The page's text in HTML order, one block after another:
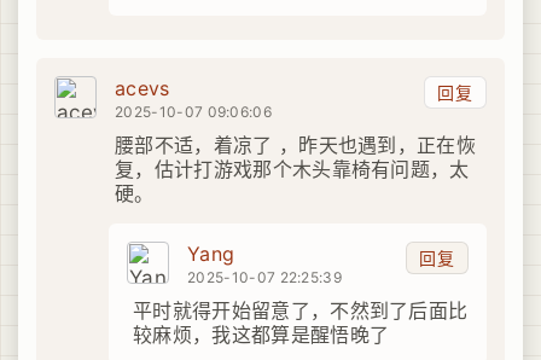
回复
acevs
2025-10-07 09:06:06
腰部不适，着凉了 ，昨天也遇到，正在恢
复，估计打游戏那个木头靠椅有问题，太
硬。
回复
Yang
2025-10-07 22:25:39
平时就得开始留意了，不然到了后面比
较麻烦，我这都算是醒悟晚了